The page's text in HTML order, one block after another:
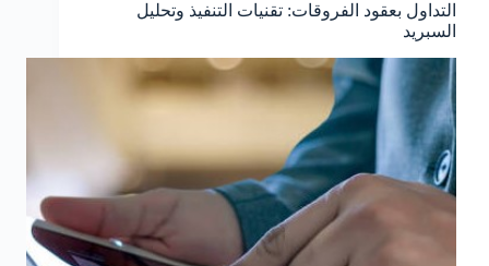
التداول بعقود الفروقات: تقنيات التنفيذ وتحليل
السبريد